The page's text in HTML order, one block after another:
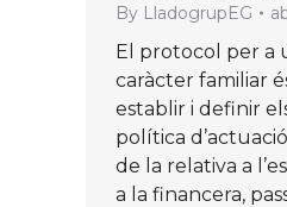
By LladogrupEG
El protocol per a
caràcter familiar
establir i definir
política
de la relativa a
a la financera,